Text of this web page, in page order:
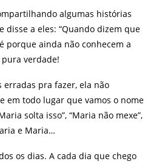
algumas histórias
disse a eles: “Quando dizem que
porque ainda não conhecem a
pura verdade!
erradas pra fazer, ela não
em todo lugar que vamos o nome
solta isso”, “Maria não mexe”,
e Maria…
os dias. A cada dia que chego